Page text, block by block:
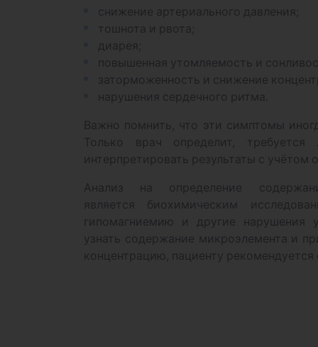
снижение артериального давления;
тошнота и рвота;
диарея;
повышенная утомляемость и
заторможенность и снижение
нарушения сердечного ритма.
Важно помнить, что эти симптомы
Только врач определит,
интерпретировать результаты с учётом
Анализ на определение
является биохимическим
гипомагниемию и другие нарушения
узнать содержание микроэлемента и
концентрацию, пациенту рекомендуется